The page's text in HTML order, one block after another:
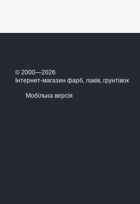
© 2000—2026
Інтернет-магазин фарб, лаків, грунтівок
Мобільна версія